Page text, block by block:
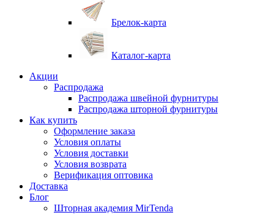
Брелок-карта
Каталог-карта
Акции
Распродажа
Распродажа швейной фурнитуры
Распродажа шторной фурнитуры
Как купить
Оформление заказа
Условия оплаты
Условия доставки
Условия возврата
Верификация оптовика
Доставка
Блог
Шторная академия MirTenda